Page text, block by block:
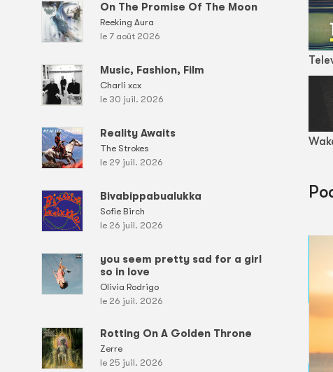
On The Promise Of The Moon
Reeking Aura
le 7 août 2026
Music, Fashion, Film
Charli xcx
le 30 juil. 2026
Reality Awaits
The Strokes
le 29 juil. 2026
Bivabippabualukka
Sofie Birch
le 26 juil. 2026
you seem pretty sad for a girl
so in love
Olivia Rodrigo
le 26 juil. 2026
Rotting On A Golden Throne
Zerre
le 25 juil. 2026